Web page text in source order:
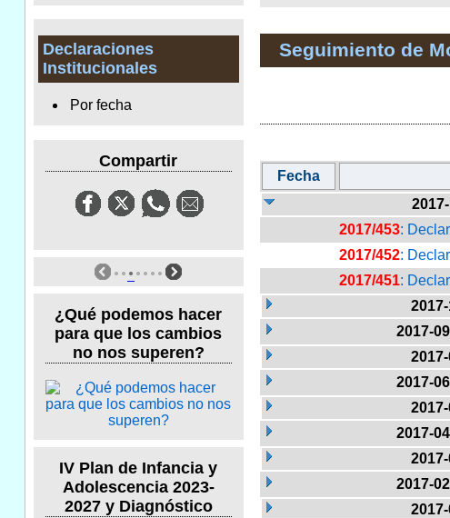
Declaraciones
Institucionales
Por fecha
Compartir
¿Qué podemos hacer
para que los cambios
no nos superen?
IV Plan de Infancia y
Adolescencia 2023-
2027 y Diagnóstico
Seguimiento de
Fecha
2017/453:
2017/452:
2017/451:
2017-
2017-
2017-
2017-